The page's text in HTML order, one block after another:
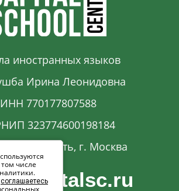
иностранных языков
Ирина Леонидовна
ИНН 770177807588
323774600198184
область, г. Москва
числе
соглашаетесь